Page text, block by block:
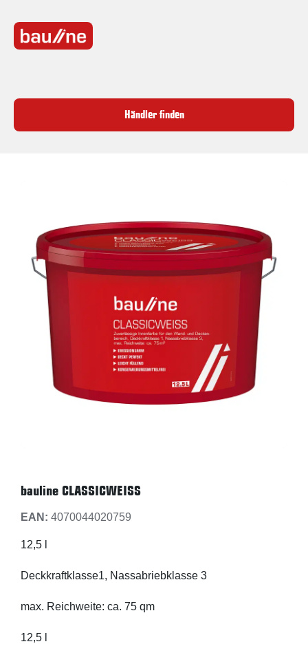
Händler finden
bauline CLASSICWEISS
EAN: 4070044020759
12,5 l
Deckkraftklasse1, Nassabriebklasse 3
max. Reichweite: ca. 75 qm
12,5 l